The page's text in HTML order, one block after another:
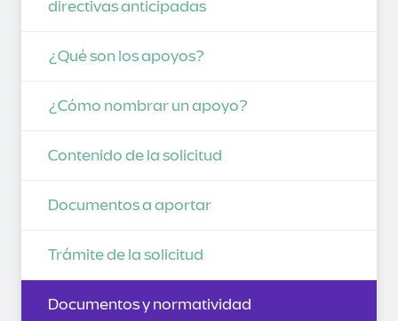
directivas anticipadas
¿Qué son los apoyos?
¿Cómo nombrar un apoyo?
Contenido de la solicitud
Documentos a aportar
Trámite de la solicitud
Documentos y normatividad